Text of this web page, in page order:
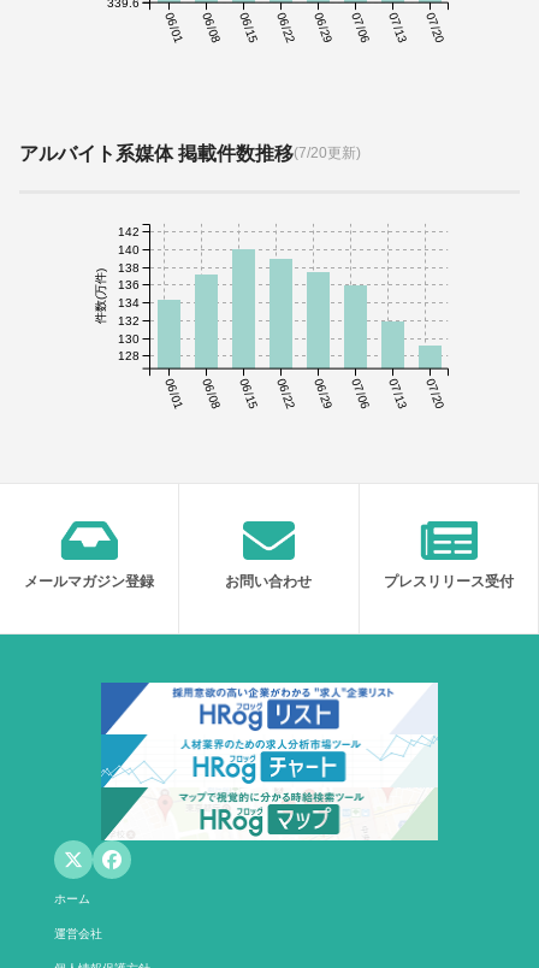
06/01 06/08 06/15 06/22 06/29 07/06 07/13 07/20
アルバイト系媒体 掲載件数推移(7/20更新)
06/01 06/08 06/15 06/22 06/29 07/06 07/13 07/20
件数(万件)
128
130
132
134
136
138
140
142
メールマガジン登録 お問い合わせ プレスリリース受付
ホーム
運営会社